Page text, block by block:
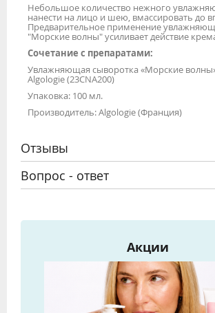
Небольшое количество нежного
нанести на лицо и шею, вмассировать до
Предварительное применение
"Морские волны" усиливает действие
Сочетание с препаратами:
Увлажняющая сыворотка «Морские
Algologie (23CNA200)
Упаковка: 100 мл.
Производитель: Algologie (Франция)
Отзывы
Вопрос - ответ
Акции